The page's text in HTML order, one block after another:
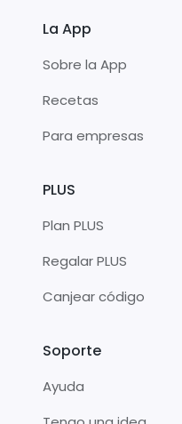
La App
Sobre la App
Recetas
Para empresas
PLUS
Plan PLUS
Regalar PLUS
Canjear código
Soporte
Ayuda